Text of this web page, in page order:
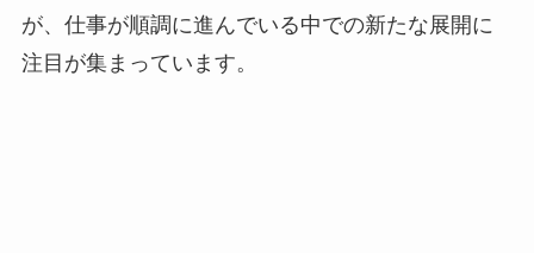
が、仕事が順調に進んでいる中での新たな展開に
注目が集まっています。